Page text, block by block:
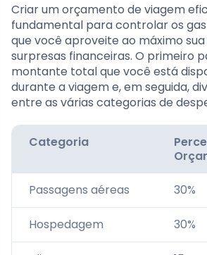
Criar um orçamento de viagem
fundamental para controlar os
que você aproveite ao máximo
surpresas financeiras. O primeiro
montante total que você está
durante a viagem e, em seguida,
entre as várias categorias de
Categoria
Passagens aéreas 30%
Hospedagem 30%